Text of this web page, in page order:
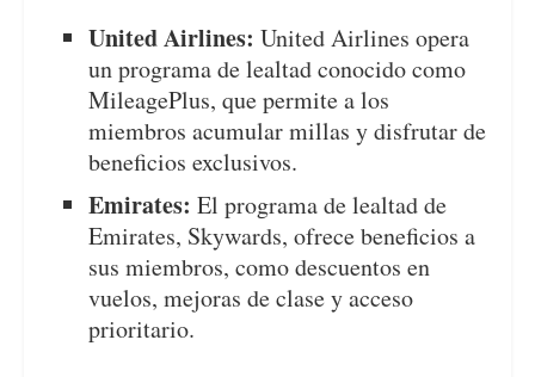
United Airlines: United Airlines opera
un programa de lealtad conocido como
MileagePlus, que permite a los
miembros acumular millas y disfrutar de
beneficios exclusivos.
Emirates: El programa de lealtad de
Emirates, Skywards, ofrece beneficios a
sus miembros, como descuentos en
vuelos, mejoras de clase y acceso
prioritario.